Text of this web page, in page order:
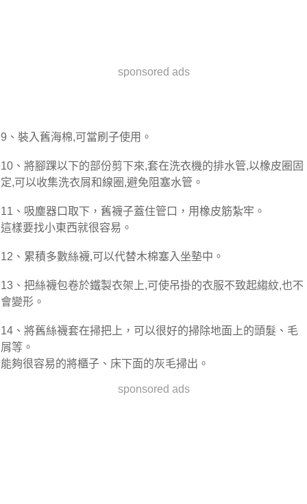
sponsored ads
9、裝入舊海棉,可當刷子使用。
10、將腳踝以下的部份剪下來,套在洗衣機的排水管,以橡皮圈固
定,可以收集洗衣屑和線圈,避免阻塞水管。
11、吸塵器口取下，舊襪子蓋住管口，用橡皮筋紮牢。
這樣要找小東西就很容易。
12、累積多數絲襪,可以代替木棉塞入坐墊中。
13、把絲襪包卷於鐵製衣架上,可使吊掛的衣服不致起縐紋,也不
會變形。
14、將舊絲襪套在掃把上，可以很好的掃除地面上的頭髮、毛
屑等。
能夠很容易的將櫃子、床下面的灰毛掃出。
sponsored ads